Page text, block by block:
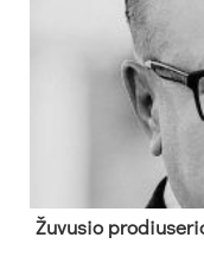
Žu­vu­sio